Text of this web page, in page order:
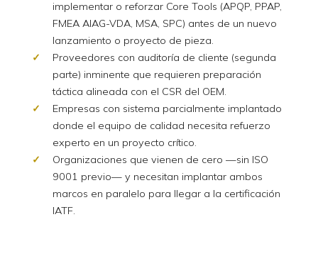
implementar o reforzar Core Tools (APQP, PPAP,
FMEA AIAG-VDA, MSA, SPC) antes de un nuevo
lanzamiento o proyecto de pieza.
Proveedores con auditoría de cliente (segunda
parte) inminente que requieren preparación
táctica alineada con el CSR del OEM.
Empresas con sistema parcialmente implantado
donde el equipo de calidad necesita refuerzo
experto en un proyecto crítico.
Organizaciones que vienen de cero —sin ISO
9001 previo— y necesitan implantar ambos
marcos en paralelo para llegar a la certificación
IATF.